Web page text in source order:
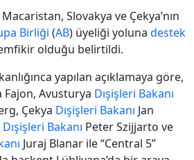
Slovakya ve Çekya’nın
Birliği (AB) üyeliği yoluna destek
olduğu belirtildi.
yapılan açıklamaya göre,
Fajon, Avusturya Dışişleri Bakanı
Çekya Dışişleri Bakanı Jan
Dışişleri Bakanı Peter Szijjarto ve
Juraj Blanar ile “Central 5”